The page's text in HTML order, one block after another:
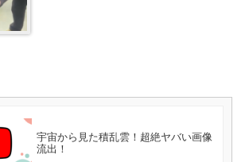
宇宙から見た積乱雲！超絶ヤバい画像
流出！